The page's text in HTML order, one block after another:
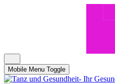
Mobile Menu Toggle